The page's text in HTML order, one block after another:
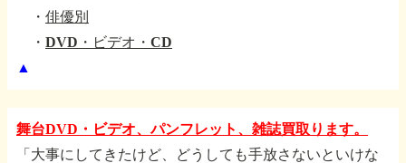
・ 俳優別
・ DVD・ビデオ・CD
▲
舞台DVD・ビデオ、パンフレット、雑誌買取ります。
「大事にしてきたけど、どうしても手放さないといけな